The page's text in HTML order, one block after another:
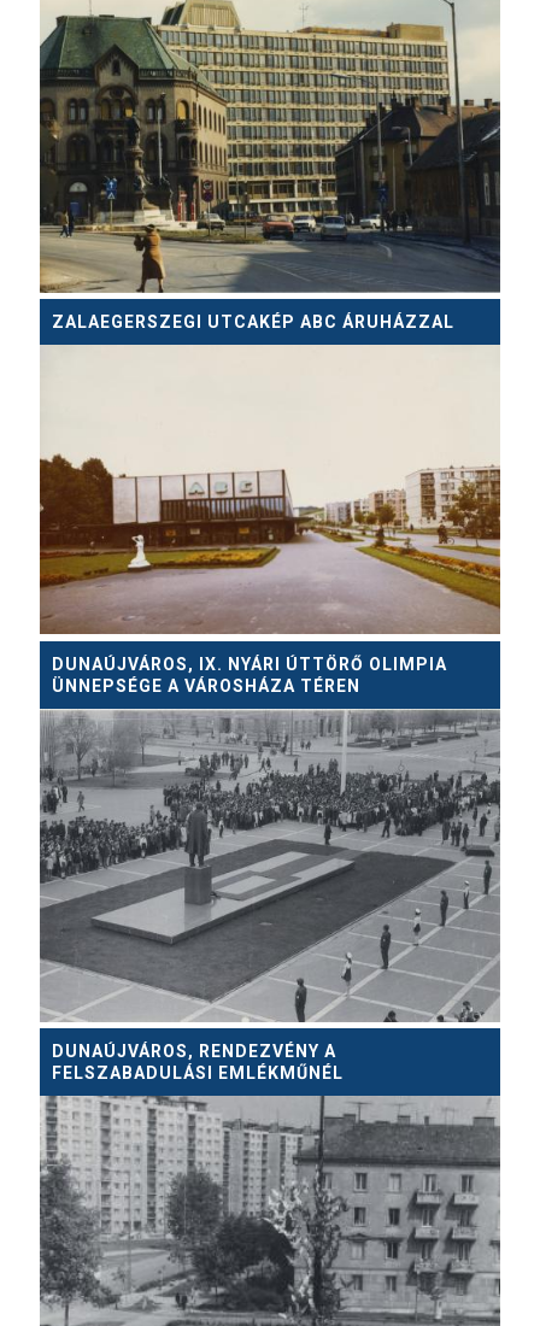
ZALAEGERSZEGI UTCAKÉP ABC ÁRUHÁZZAL
DUNAÚJVÁROS, IX. NYÁRI ÚTTÖRŐ OLIMPIA
ÜNNEPSÉGE A VÁROSHÁZA TÉREN
DUNAÚJVÁROS, RENDEZVÉNY A
FELSZABADULÁSI EMLÉKMŰNÉL